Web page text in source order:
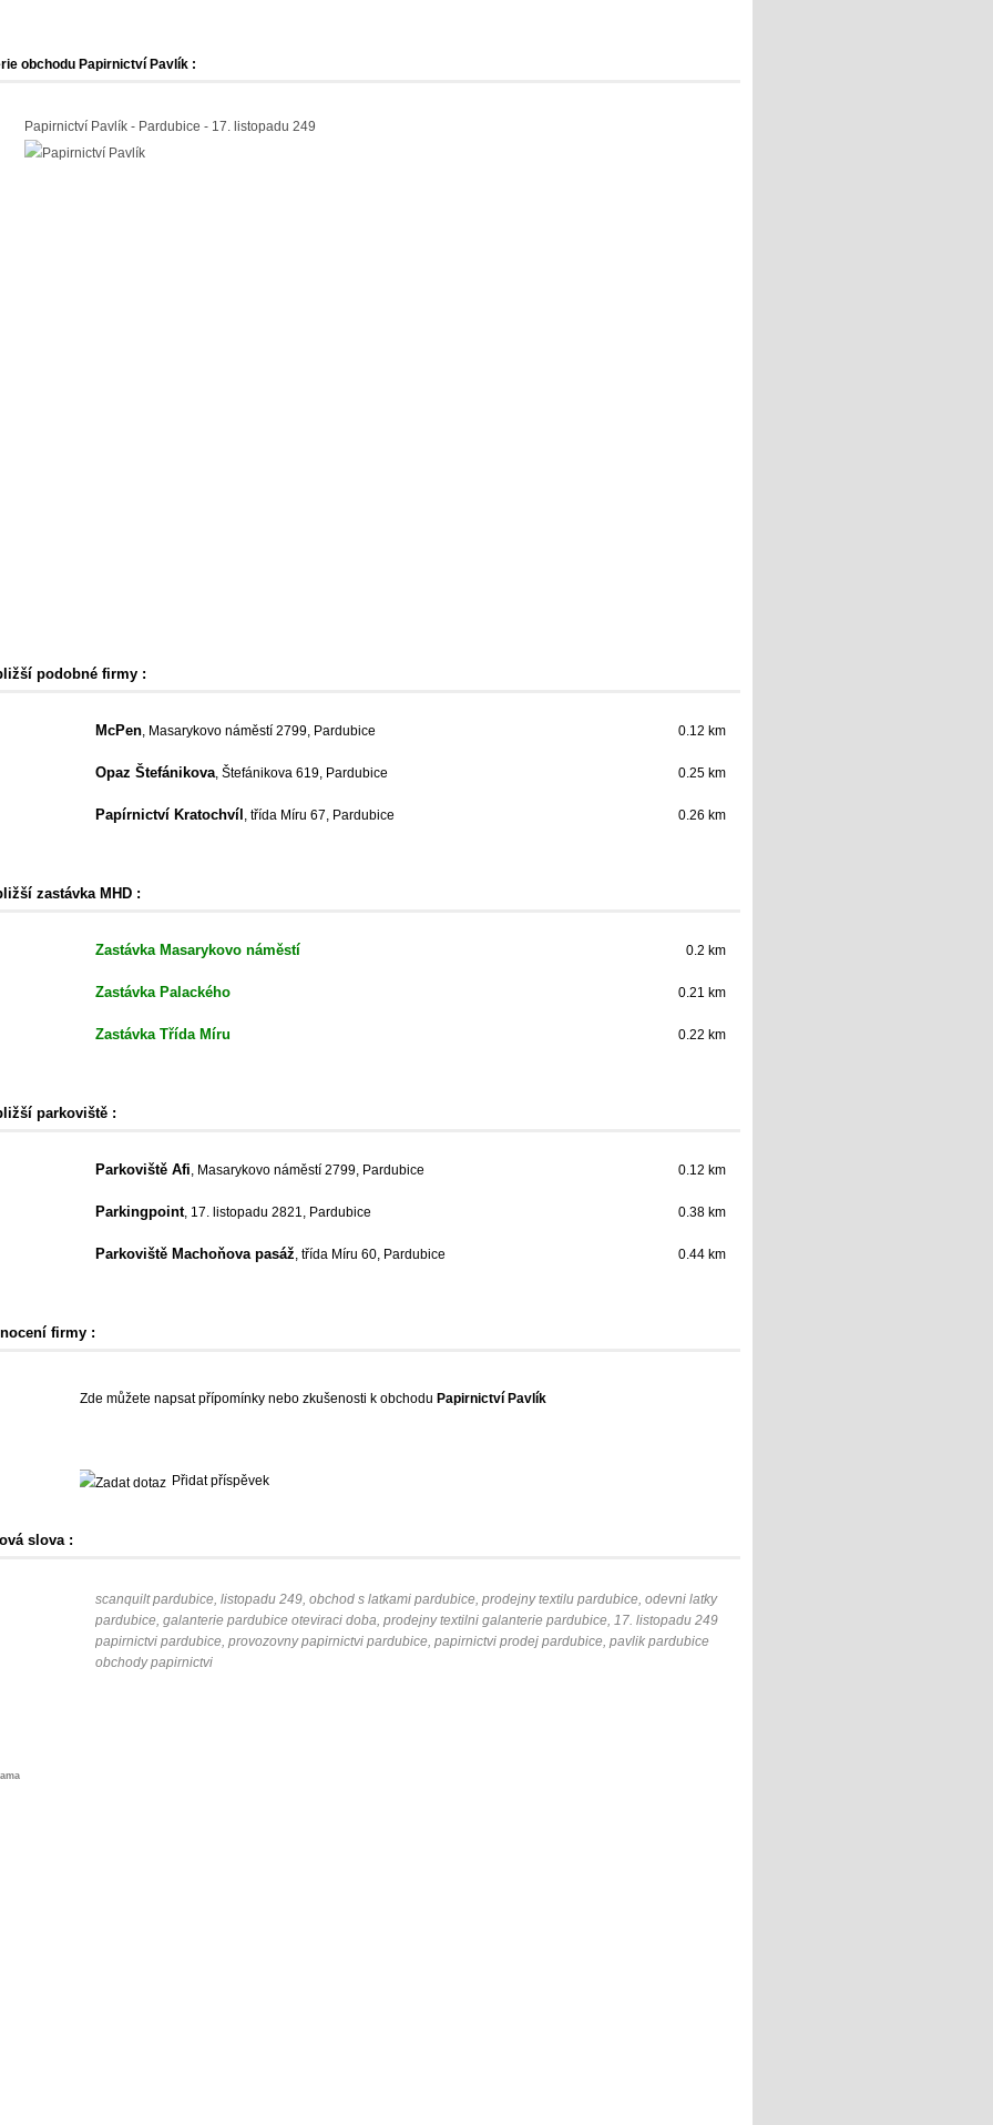
obchodu Papirnictví Pavlík :
Papirnictví Pavlík - Pardubice - 17. listopadu 249
podobné firmy :
McPen, Masarykovo náměstí 2799, Pardubice 0.12 km
Opaz Štefánikova, Štefánikova 619, Pardubice 0.25 km
Papírnictví Kratochvíl , třída Míru 67, Pardubice 0.26 km
zastávka MHD :
Zastávka Masarykovo náměstí 0.2 km
Zastávka Palackého 0.21 km
Zastávka Třída Míru 0.22 km
parkoviště :
Parkoviště Afi , Masarykovo náměstí 2799, Pardubice 0.12 km
Parkingpoint, 17. listopadu 2821, Pardubice 0.38 km
Parkoviště Machoňova pasáž , třída Míru 60, Pardubice 0.44 km
firmy :
Zde můžete napsat přípomínky nebo zkušenosti k obchoduPapirnictví Pavlík
Přidat příspěvek
slova :
scanquilt pardubice, listopadu 249, obchod s latkami pardubice, prodejny textilu pardubice, odevni latky
pardubice, galanterie pardubice oteviraci doba, prodejny textilni galanterie pardubice, 17. listopadu 249
papirnictvi pardubice, provozovny papirnictvi pardubice, papirnictvi prodej pardubice, pavlik pardubice
obchody papirnictvi